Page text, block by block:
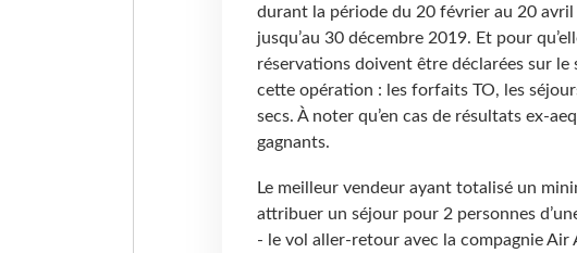
durant la période du 20 février au 20
jusqu’au 30 décembre 2019. Et pour
réservations doivent être déclarées sur
cette opération : les forfaits TO, les
secs. À noter qu’en cas de résultats ex-
gagnants.
Le meilleur vendeur ayant totalisé un
attribuer un séjour pour 2 personnes
- le vol aller-retour avec la compagnie Air